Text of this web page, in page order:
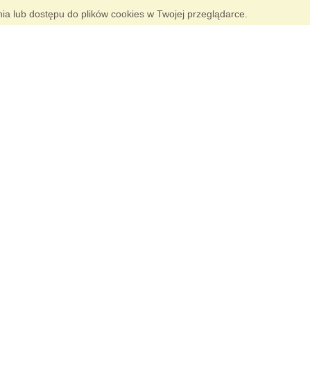
lub dostępu do plików cookies w Twojej przeglądarce.